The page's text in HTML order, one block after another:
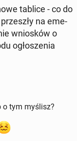
tablice - co do
na eme­
wnio­sków o
ogło­sze­nia
o tym myślisz?